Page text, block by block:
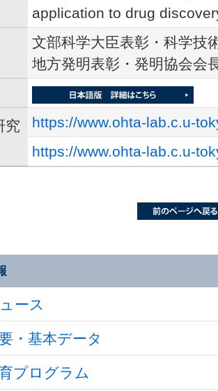
application to drug
文部科学大臣表彰・科学技
地方発明表彰・発明協会会
究
https://www.ohta-lab.c.u-
https://www.ohta-lab.c.u-
ース
・基本データ
プログラム